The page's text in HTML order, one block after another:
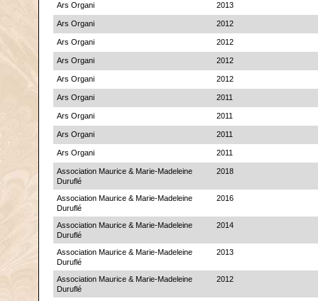
Ars Organi 2013
Ars Organi 2012
Ars Organi 2012
Ars Organi 2012
Ars Organi 2012
Ars Organi 2011
Ars Organi 2011
Ars Organi 2011
Ars Organi 2011
Association Maurice & Marie-Madeleine
Duruflé
2018
Association Maurice & Marie-Madeleine
Duruflé
2016
Association Maurice & Marie-Madeleine
Duruflé
2014
Association Maurice & Marie-Madeleine
Duruflé
2013
Association Maurice & Marie-Madeleine
Duruflé
2012